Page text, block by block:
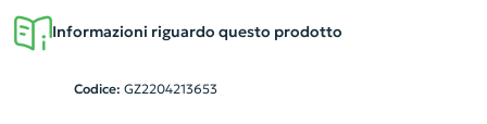
Informazioni riguardo questo prodotto
Codice: GZ2204213653